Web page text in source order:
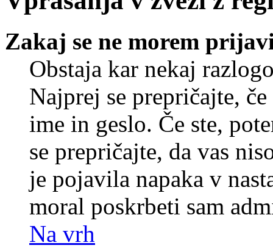
Zakaj se ne morem
Obstaja kar nekaj
Najprej se prepričajte,
ime in geslo. Če ste,
se prepričajte, da vas
je pojavila napaka v
moral poskrbeti sam
Na vrh